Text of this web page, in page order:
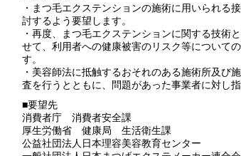
・まつ毛エクステンションの施術に用いられる
討するよう要望します。
・再度、まつ毛エクステンションに関する技術
せて、利用者への健康被害のリスク等について
す。
・美容師法に抵触するおそれのある施術所及び
査を行うとともに、問題があった事業者に対し
■要望先
消費者庁 消費者安全課
厚生労働省 健康局 生活衛生課
公益社団法人日本理容美容教育センター